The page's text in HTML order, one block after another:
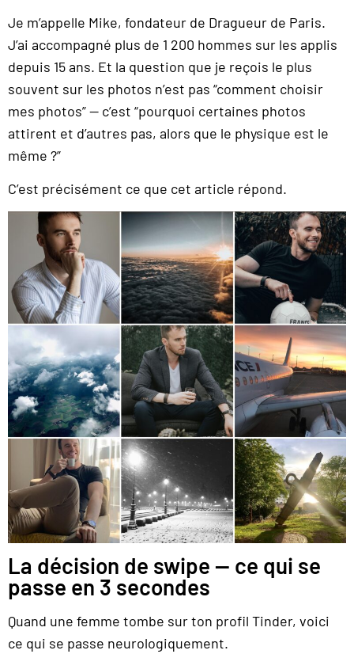
Je m’appelle Mike, fondateur de Dragueur de Paris.
J’ai accompagné plus de 1 200 hommes sur les applis
depuis 15 ans. Et la question que je reçois le plus
souvent sur les photos n’est pas “comment choisir
mes photos” — c’est “pourquoi certaines photos
attirent et d’autres pas, alors que le physique est le
même ?”
C’est précisément ce que cet article répond.
La décision de swipe — ce qui se
passe en 3 secondes
Quand une femme tombe sur ton profil Tinder, voici
ce qui se passe neurologiquement.